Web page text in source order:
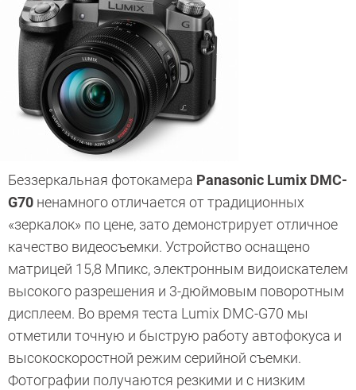
Беззеркальная фотокамера Panasonic Lumix DMC-
G70 ненамного отличается от традиционных
«зеркалок» по цене, зато демонстрирует отличное
качество видеосъемки. Устройство оснащено
матрицей 15,8 Мпикс, электронным видоискателем
высокого разрешения и 3-дюймовым поворотным
дисплеем. Во время теста Lumix DMC-G70 мы
отметили точную и быструю работу автофокуса и
высокоскоростной режим серийной съемки.
Фотографии получаются резкими и с низким